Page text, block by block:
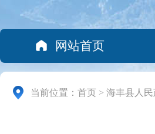
网站首页
当前位置： 首页 > 海丰县人